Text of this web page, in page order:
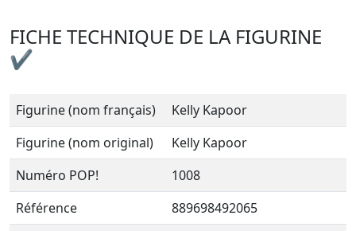
FICHE TECHNIQUE DE LA FIGURINE
✔
Figurine (nom français)
Kelly Kapoor
Figurine (nom original)
Kelly Kapoor
Numéro POP!
1008
Référence
889698492065